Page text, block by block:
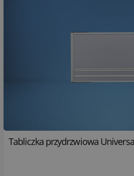
Tabliczka przydrzwiowa